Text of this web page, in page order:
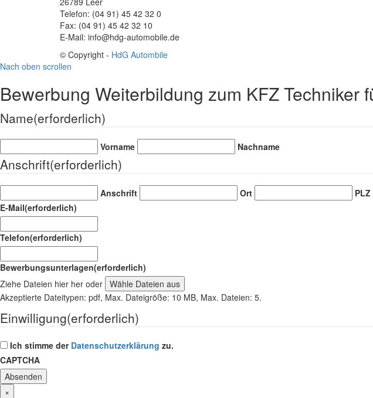
Telefon: (04 91) 45 42 32 0
Fax: (04 91) 45 42 32 10
E-Mail: info@hdg-automobile.de
© Copyright - HdG Autombile
Nach oben scrollen
Bewerbung Weiterbildung zum KFZ Techniker
Name(erforderlich)
Vorname Nachname
Anschrift(erforderlich)
Anschrift Ort
PLZ
E-Mail(erforderlich)
Telefon(erforderlich)
Bewerbungsunterlagen(erforderlich)
Ziehe Dateien hier her oder Wähle Dateien aus
Akzeptierte Dateitypen: pdf, Max. Dateigröße: 10 MB, Max. Dateien: 5.
Einwilligung(erforderlich)
Ich stimme der Datenschutzerklärung zu.
CAPTCHA
×